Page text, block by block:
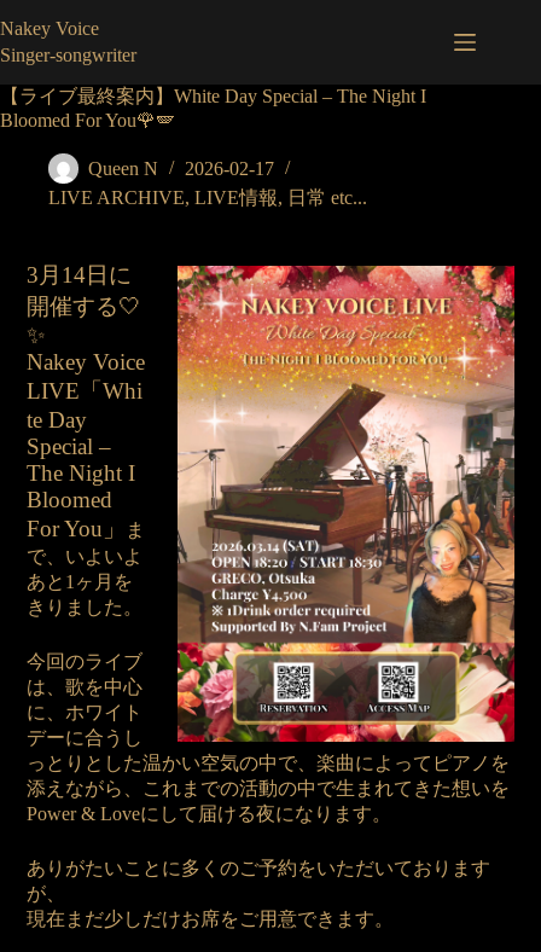
ン
テ
ン
ツ
Nakey Voice
Singer-songwriter
【ライブ最終案内】White Day Special – The Night I
Bloomed For You🌹🪽
Queen N
2026-02-17
LIVE ARCHIVE, LIVE情報, 日常 etc...
3月14日に
開催する🤍
✨
Nakey Voice
LIVE「Whi
te Day
Special –
The Night I
Bloomed
For You」
ま
で、いよいよ
あと1ヶ月を
きりました。
今回のライブ
は、歌を中心
に、ホワイト
デーに合うし
っとりとした温かい空気の中で、楽曲によってピアノを
添えながら、これまでの活動の中で生まれてきた想いを
Power & Loveにして届ける夜になります。
ありがたいことに多くのご予約をいただいております
が、
現在まだ少しだけお席をご用意できます。